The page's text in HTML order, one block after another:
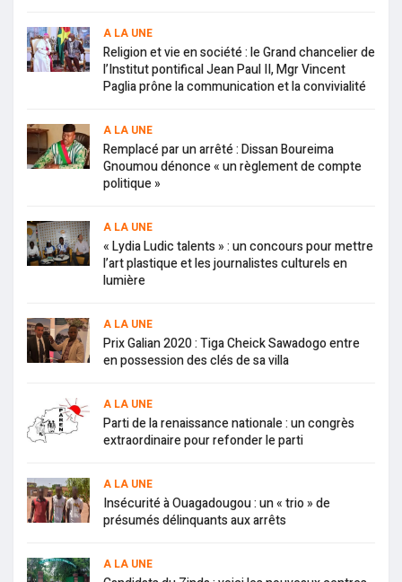
A LA UNE
Religion et vie en société : le Grand chancelier de
l’Institut pontifical Jean Paul II, Mgr Vincent
Paglia prône la communication et la convivialité
A LA UNE
Remplacé par un arrêté : Dissan Boureima
Gnoumou dénonce « un règlement de compte
politique »
A LA UNE
« Lydia Ludic talents » : un concours pour mettre
l’art plastique et les journalistes culturels en
lumière
A LA UNE
Prix Galian 2020 : Tiga Cheick Sawadogo entre
en possession des clés de sa villa
A LA UNE
Parti de la renaissance nationale : un congrès
extraordinaire pour refonder le parti
A LA UNE
Insécurité à Ouagadougou : un « trio » de
présumés délinquants aux arrêts
A LA UNE